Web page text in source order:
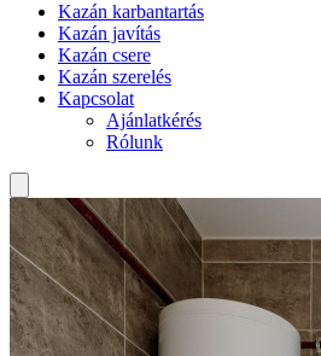
Kazán karbantartás
Kazán javítás
Kazán csere
Kazán szerelés
Kapcsolat
Ajánlatkérés
Rólunk